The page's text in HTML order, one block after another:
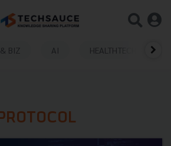
BIZ AI HEALTHTECH